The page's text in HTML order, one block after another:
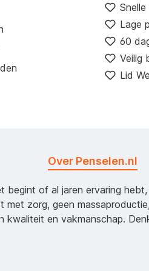
Lage
60
Veilig
Lid
Over Penselen.nl
begint of al jaren ervaring
zorg, geen
en vakmanschap.